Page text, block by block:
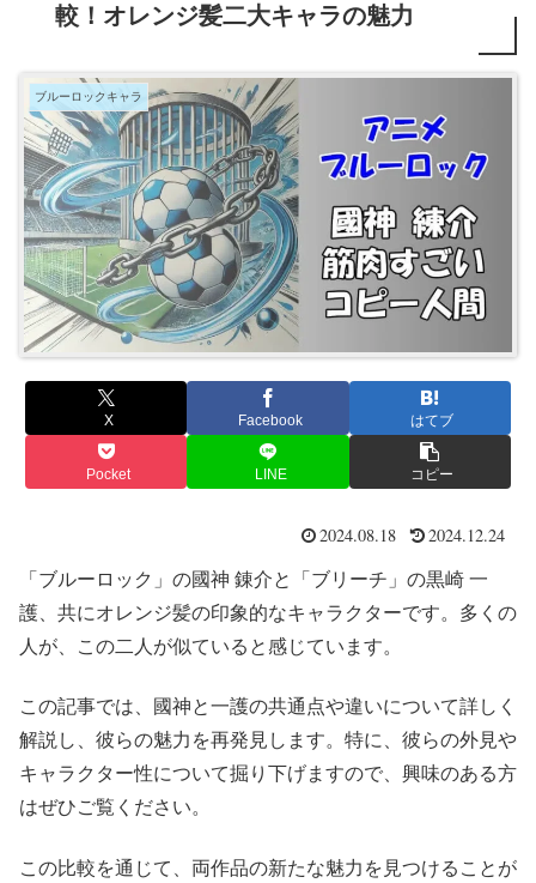
較！オレンジ髪二大キャラの魅力
ブルーロックキャラ
X Facebook はてブ
Pocket LINE コピー
2024.08.18 2024.12.24
「ブルーロック」の國神 錬介と「ブリーチ」の黒崎 一
護、共にオレンジ髪の印象的なキャラクターです。多くの
人が、この二人が似ていると感じています。
この記事では、國神と一護の共通点や違いについて詳しく
解説し、彼らの魅力を再発見します。特に、彼らの外見や
キャラクター性について掘り下げますので、興味のある方
はぜひご覧ください。
この比較を通じて、両作品の新たな魅力を見つけることが